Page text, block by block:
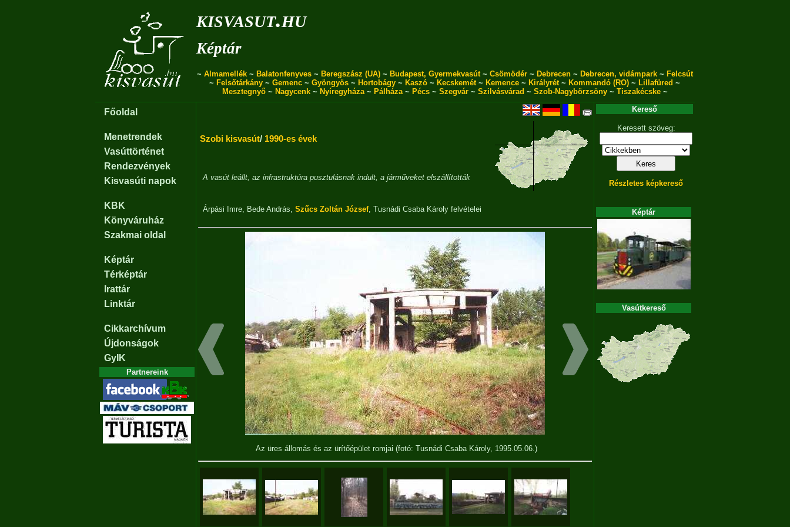
kisvasut.hu
Képtár
~ Almamellék~ Balatonfenyves~ Beregszász (UA)~ Budapest, Gyermekvasút~ Csömödér~ Debrecen~ Debrecen, vidámpark~ Felcsút
~ Felsőtárkány ~ Gemenc ~ Gyöngyös ~ Hortobágy ~ Kaszó ~ Kecskemét~ Kemence ~ Királyrét~ Kommandó (RO) ~ Lillafüred ~
Mesztegnyő~ Nagycenk~ Nyíregyháza~ Pálháza~ Pécs~ Szegvár~ Szilvásvárad ~ Szob-Nagybörzsöny~ Tiszakécske~
Főoldal
Menetrendek
Vasúttörténet
Rendezvények
Kisvasúti napok
KBK
Könyváruház
Szakmai oldal
Képtár
Térképtár
Irattár
Linktár
Cikkarchívum
Újdonságok
GyIK
Partnereink
Szobi kisvasút/ 1990-es évek
A vasút leállt, az infrastruktúra pusztulásnak indult, a járműveket elszállították
Árpási Imre, Bede András, Szűcs Zoltán József, Tusnádi Csaba Károly felvételei
Az üres állomás és az ürítőépület romjai (fotó: Tusnádi Csaba Károly, 1995.05.06.)
Kereső
Keresett szöveg:
Részletes képkereső
Képtár
Vasútkereső